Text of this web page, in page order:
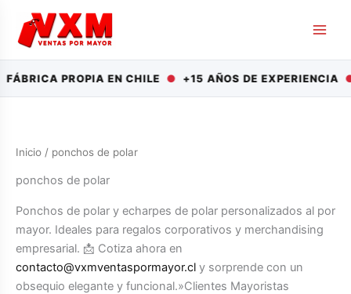
contenido
PROPIA EN CHILE● +15 AÑOS DE EXPERIENCIA●
Inicio / ponchos de polar
ponchos de polar
Ponchos de polar y echarpes de polar personalizados al por
mayor. Ideales para regalos corporativos y merchandising
empresarial. 📩 Cotiza ahora en
contacto@vxmventaspormayor.cl y sorprende con un
obsequio elegante y funcional.»Clientes Mayoristas